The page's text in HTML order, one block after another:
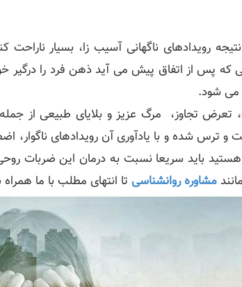
رویدادهای ناگهانی آسیب‌ زا، بسیار
که پس از اتفاق پیش می آید ذهن فرد را درگیر
می‌ شود.
تجاوز، مرگ عزیز و بلایای طبیعی از
و ترس شده و با یادآوری آن رویدادهای
باید سریعا نسبت به درمان این ضربات روحی
مشاوره روانشناسی تا انتهای مطلب با ما همراه